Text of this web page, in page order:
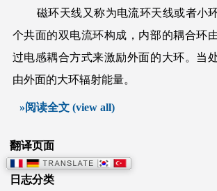
磁环天线又称为电流环天线或者小
个共面的双电流环构成，内部的耦合环
过电感耦合方式来激励外面的大环。当
由外面的大环辐射能量。
»阅读全文 (view all)
翻译页面
日志分类